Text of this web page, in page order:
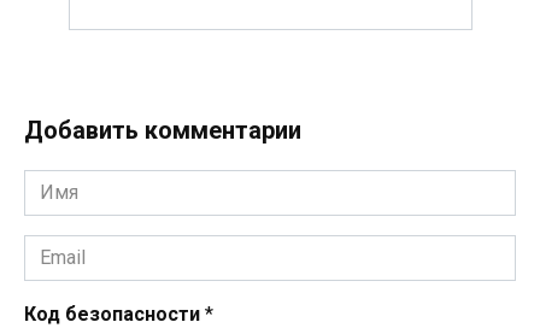
Добавить комментарии
Имя
*
Email
*
Код безопасности *